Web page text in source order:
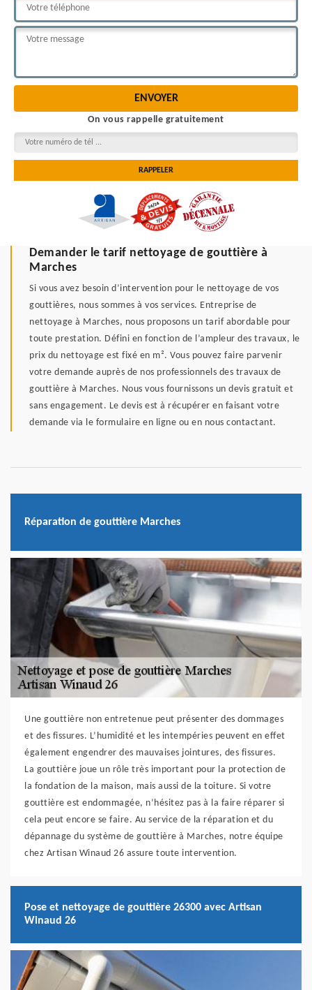
On vous rappelle gratuitement
Demander le tarif nettoyage de gouttière à
Marches
Si vous avez besoin d’intervention pour le nettoyage de vos
gouttières, nous sommes à vos services. Entreprise de
nettoyage à Marches, nous proposons un tarif abordable pour
toute prestation. Défini en fonction de l’ampleur des travaux, le
prix du nettoyage est fixé en m². Vous pouvez faire parvenir
votre demande auprès de nos professionnels des travaux de
gouttière à Marches. Nous vous fournissons un devis gratuit et
sans engagement. Le devis est à récupérer en faisant votre
demande via le formulaire en ligne ou en nous contactant.
Réparation de gouttière Marches
Une gouttière non entretenue peut présenter des dommages
et des fissures. L’humidité et les intempéries peuvent en effet
également engendrer des mauvaises jointures, des fissures.
La gouttière joue un rôle très important pour la protection de
la fondation de la maison, mais aussi de la toiture. Si votre
gouttière est endommagée, n’hésitez pas à la faire réparer si
cela peut encore se faire. Au service de la réparation et du
dépannage du système de gouttière à Marches, notre équipe
chez Artisan Winaud 26 assure toute intervention.
Pose et nettoyage de gouttière 26300 avec Artisan
Winaud 26